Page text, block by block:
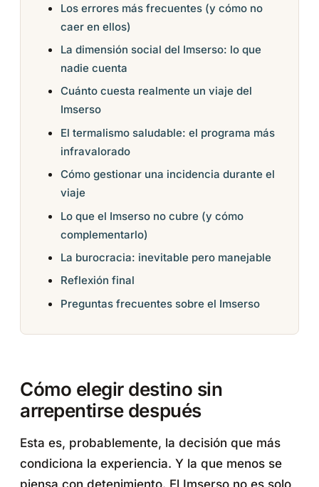
Los errores más frecuentes (y cómo no
caer en ellos)
La dimensión social del Imserso: lo que
nadie cuenta
Cuánto cuesta realmente un viaje del
Imserso
El termalismo saludable: el programa más
infravalorado
Cómo gestionar una incidencia durante el
viaje
Lo que el Imserso no cubre (y cómo
complementarlo)
La burocracia: inevitable pero manejable
Reflexión final
Preguntas frecuentes sobre el Imserso
Cómo elegir destino sin
arrepentirse después
Esta es, probablemente, la decisión que más
condiciona la experiencia. Y la que menos se
piensa con detenimiento. El Imserso no es solo